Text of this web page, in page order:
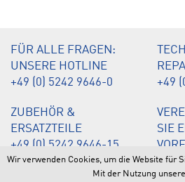
FÜR ALLE FRAGEN:
UNSERE HOTLINE
+49 (0) 5242 9646-0
+49
ZUBEHÖR &
ERSATZTEILE
+49 (0) 5242 9646-15
+49 (0) 5242 9646-20
SIE
+49
Wir verwenden Cookies, um die Website für
Mit der Nutzung